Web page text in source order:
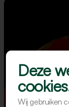
Deze
Wij gebruiken